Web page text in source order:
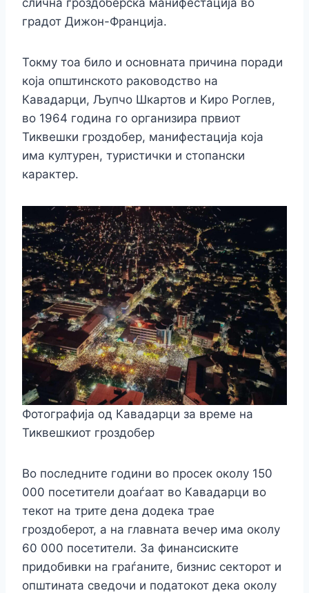
градот Дижон-Франција.
Токму тоа било и основната причина поради
која општинското раководство на
Кавадарци, Љупчо Шкартов и Киро Роглев,
во 1964 година го организира првиот
Тиквешки гроздобер, манифестација која
има културен, туристички и стопански
карактер.
Фотографија од Кавадарци за време на
Тиквешкиот гроздобер
Во последните години во просек околу 150
000 посетители доаѓаат во Кавадарци во
текот на трите дена додека трае
гроздоберот, а на главната вечер има околу
60 000 посетители. За финансиските
придобивки на граѓаните, бизнис секторот и
општината сведочи и податокот дека околу